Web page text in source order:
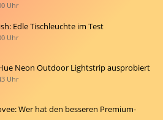
Uhr
Edle Tischleuchte im Test
Uhr
Neon Outdoor Lightstrip ausprobiert
Uhr
Wer hat den besseren Premium-